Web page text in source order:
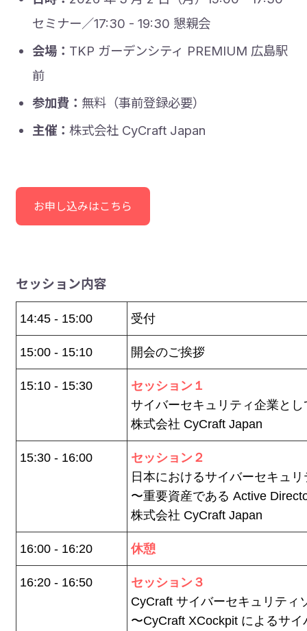
セミナー／17:30 - 19:30 懇親会
会場： TKP ガーデンシティ PREMIUM 広島駅
前
参加費： 無料（事前登録必要）
主催：株式会社 CyCraft Japan
お申し込みはこちら
セッション内容
14:45 - 15:00 受付
15:00 - 15:10 開会のご挨拶
15:10 - 15:30
セッション１
サイバーセキュリティ企業と
株式会社 CyCraft Japan
15:30 - 16:00
セッション２
日本におけるサイバーセキュ
〜重要資産である Active
株式会社 CyCraft Japan
16:00 - 16:20 休憩
16:20 - 16:50
セッション３
CyCraft サイバーセキュリティ
〜CyCraft XCockpit によるサ